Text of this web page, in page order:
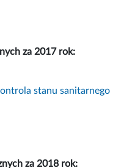
za 2017 rok:
stanu sanitarnego
za 2018 rok: